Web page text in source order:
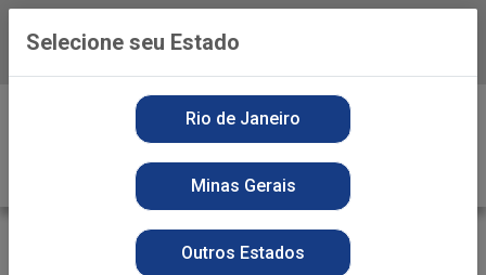
Baixe já o APP da Playvender
SNACKS
SECOS
BISCOITO SKINY 35G CLASSICO NATURAL
Selecione seu Estado
Rio de Janeiro
Minas Gerais
Outros Estados